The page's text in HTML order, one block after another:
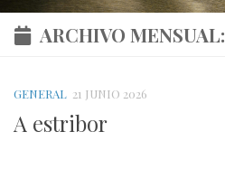
ARCHIVO MENSUAL:
GENERAL 21 JUNIO 2026
A estribor